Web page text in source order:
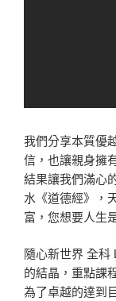
我們分享本質優
信，也讓親身擁
結果讓我們滿心
水《道德經》，
富，您想要人生
隨心新世界 全科
的結晶，重點課
為了卓越的達到